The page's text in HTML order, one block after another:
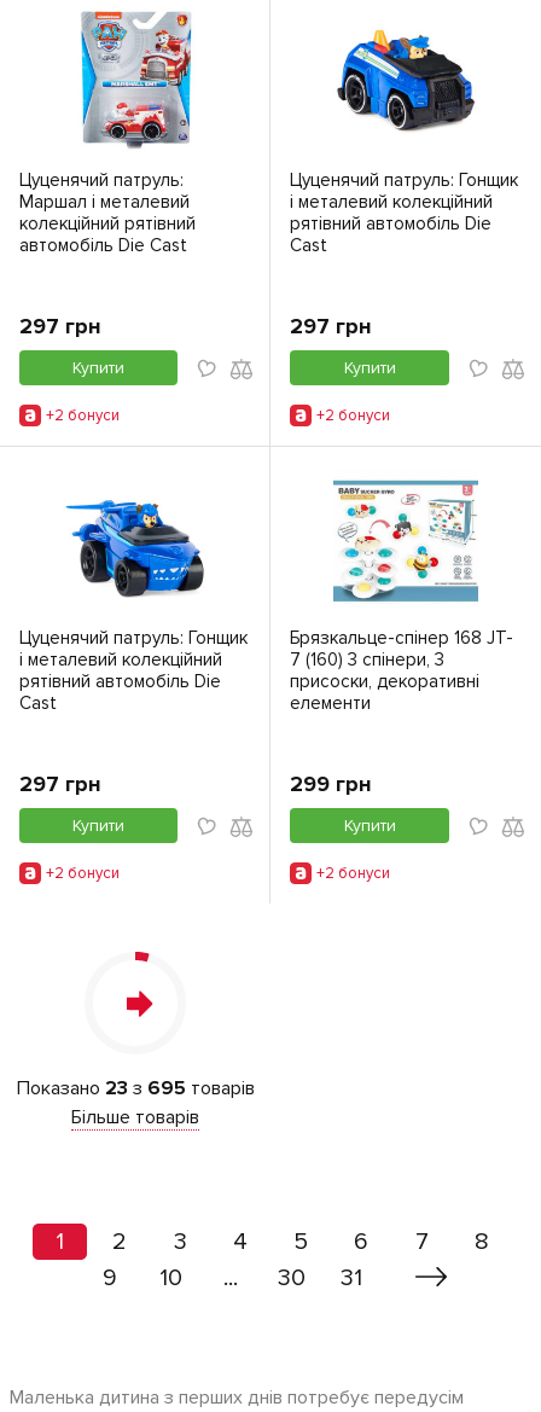
Цуценячий патруль:
Маршал і металевий
колекційний рятівний
автомобіль Die Cast
297 грн
Купити
+2 бонуси
Цуценячий патруль: Гонщик
і металевий колекційний
рятівний автомобіль Die
Cast
297 грн
Купити
+2 бонуси
Цуценячий патруль: Гонщик
і металевий колекційний
рятівний автомобіль Die
Cast
297 грн
Купити
+2 бонуси
Брязкальце-спінер 168 JT-
7 (160) 3 спінери, 3
присоски, декоративні
елементи
299 грн
Купити
+2 бонуси
Показано 23 з 695 товарів
Більше товарів
1 2 3 4 5 6 7
8
9
10 ... 30 31
Маленька дитина з перших днів потребує передусім